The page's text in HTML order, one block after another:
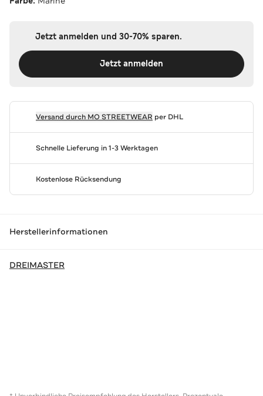
Jetzt anmelden und 30-70% sparen.
Jetzt anmelden
Versand durch MO STREETWEAR per DHL
Schnelle Lieferung in 1-3 Werktagen
Kostenlose Rücksendung
Herstellerinformationen
DREIMASTER